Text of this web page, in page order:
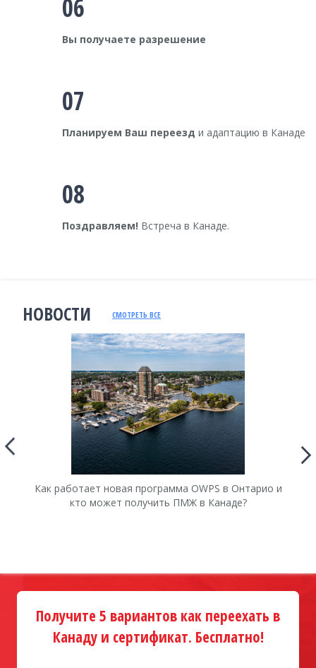
06
Вы получаете разрешение
07
Планируем Ваш переезд и адаптацию в Канаде
08
Поздравляем! Встреча в Канаде.
НОВОСТИ СМОТРЕТЬ ВСЕ
Как работает новая программа OWPS в Онтарио и
кто может получить ПМЖ в Канаде?
Получите 5 вариантов как переехать в
Канаду и сертификат. Бесплатно!